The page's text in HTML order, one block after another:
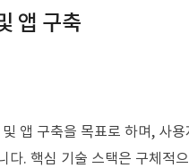
앱 구축
앱 구축을 목표로 하며, 사
. 핵심 기술 스택은 구체적